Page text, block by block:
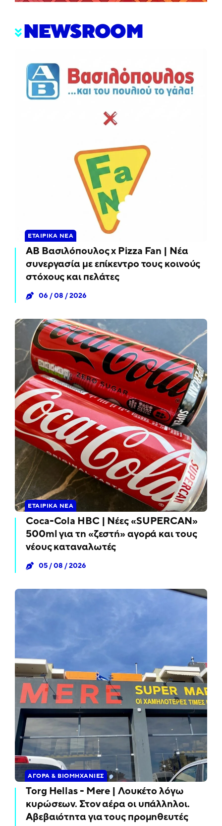
NEWSROOM
ΕΤΑΙΡΙΚΆ ΝΈΑ
ΑΒ Βασιλόπουλος x Pizza Fan | Νέα
συνεργασία με επίκεντρο τους κοινούς
στόχους και πελάτες
06 / 08 / 2026
ΕΤΑΙΡΙΚΆ ΝΈΑ
Coca-Cola HBC | Νέες «SUPERCAN»
500ml για τη «ζεστή» αγορά και τους
νέους καταναλωτές
05 / 08 / 2026
ΑΓΟΡΆ & ΒΙΟΜΗΧΑΝΊΕΣ
Torg Hellas - Mere | Λουκέτο λόγω
κυρώσεων. Στον αέρα οι υπάλληλοι.
Αβεβαιότητα για τους προμηθευτές